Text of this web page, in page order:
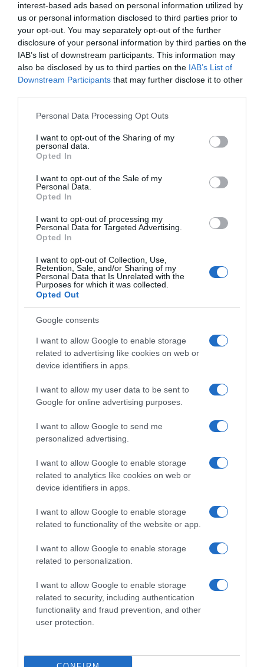
interest-based ads based on personal information utilized by
us or personal information disclosed to third parties prior to
your opt-out. You may separately opt-out of the further
disclosure of your personal information by third parties on the
IAB’s list of downstream participants. This information may
also be disclosed by us to third parties on the IAB’s List of
Downstream Participants that may further disclose it to other
Please note that this website/app uses one or more Google
not limited to your visit or usage behaviour. You may click to
grant or deny consent to Google and its third-party tags to
use your data for below specified purposes in below Google
consent section.
Personal Data Processing Opt Outs
I want to opt-out of the Sharing of my
personal data.
Opted In
I want to opt-out of the Sale of my
Personal Data.
Opted In
I want to opt-out of processing my
Personal Data for Targeted Advertising.
Opted In
I want to opt-out of Collection, Use,
Retention, Sale, and/or Sharing of my
Personal Data that Is Unrelated with the
Purposes for which it was collected.
Opted Out
Google consents
I want to allow Google to enable storage
related to advertising like cookies on web or
device identifiers in apps.
I want to allow my user data to be sent to
Google for online advertising purposes.
I want to allow Google to send me
personalized advertising.
I want to allow Google to enable storage
related to analytics like cookies on web or
device identifiers in apps.
I want to allow Google to enable storage
related to functionality of the website or app.
I want to allow Google to enable storage
related to personalization.
I want to allow Google to enable storage
related to security, including authentication
functionality and fraud prevention, and other
user protection.
Kako bi se rešio manjak radne snage u transportnom sektoru, EU
snižava granicu za profesionalne vozače:
za kamione s 21 na 18 godina
za autobuse s 24 na 21 godinu
Obavezni probni rok i medicinski pregled
Nove mere uključuju i obavezni probni rok od najmanje dve
godine za sve nove vozače. Takođe, vožnja uz pratnju za 17-
Pre polaganja vozačkog ispita biće obavezan lekarski pregled ili
pregledi za starije vozače nisu uvedeni, nakon što su neke države
članice, uključujući Nemačku, izrazile protivljenje toj ideji.
Rok važenja vozačke dozvole
države članice mogu zahtevati novi lekarski pregled, ali to neće
biti obavezno na nivou EU.
Kada stupaju na snagu nova pravila?
trenutna. Države članice imaju rok od tri godine za prilagođavanje
nacionalnog zakonodavstva, uz dodatnu godinu prelaznog
Digitalna vozačka dozvola očekuje se do 2030. godine, dok bi
snagu već do 2028.